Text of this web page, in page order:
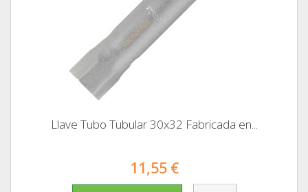
Llave Tubo Tubular 30x32 Fabricada en...
11,55 €